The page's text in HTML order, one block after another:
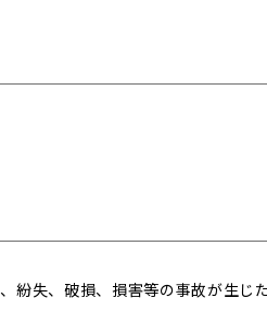
紛失、破損、損害等の事故が生じ